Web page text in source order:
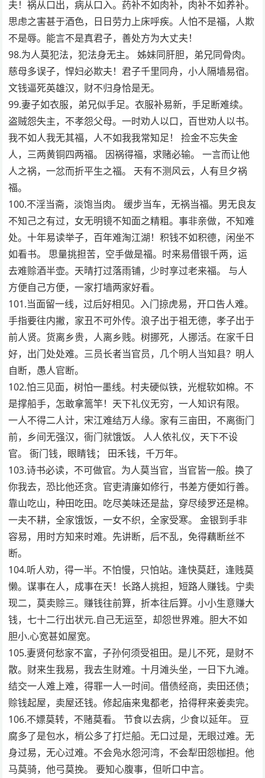
夫！祸从口出，病从口入。药补不如肉补，肉补不如养补。
思虑之害甚于酒色，日日劳力上床呼疾。人怕不是福，人欺
不是辱。能言不是真君子，善处方为大丈夫！
98.为人莫犯法，犯法身无主。 姊妹同肝胆，弟兄同骨肉。
慈母多误子，悍妇必欺夫！君子千里同舟，小人隔墙易宿。
文钱逼死英雄汉，财不归身恰是无。
99.妻子如衣服，弟兄似手足。衣服补易新，手足断难续。
盗贼怨失主，不孝怨父母。一时劝人以口，百世劝人以书。
我不如人我无其福，人不如我我常知足！ 捡金不忘失金
人，三两黄铜四两福。 因祸得福，求赌必输。 一言而让他
人之祸，一忿而折平生之福。 天有不测风云，人有旦夕祸
福。
100.不淫当斋，淡饱当肉。 缓步当车，无祸当福。男无良友
不知己之有过，女无明镜不知面之精粗。事非亲做，不知难
处。十年易读举子，百年难淘江湖！积钱不如积德，闲坐不
如看书。 思量挑担苦，空手做是福。时来易借银千两，运
去难赊酒半壶。天晴打过落雨铺，少时享过老来福。 与人
方便自己方便，一家打墙两家好看。
101.当面留一线，过后好相见。入门掠虎易，开口告人难。
手指要往内撇，家丑不可外传。浪子出于祖无德，孝子出于
前人贤。货离乡贵，人离乡贱。树挪死，人挪活。在家千日
好，出门处处难。三员长者当官员，几个明人当知县？明人
自断，愚人官断。
102.怕三见面，树怕一墨线。村夫硬似铁，光棍软如棉。不
是撑船手，怎敢拿篙竿！天下礼仪无穷，一人知识有限。
一人不得二人计，宋江难结万人缘。家有三亩田，不离衙门
前，乡间无强汉，衙门就饿饭。 人人依礼仪，天下不设
官。 衙门钱，眼睛钱； 田禾钱，千万年。
103.诗书必读，不可做官。为人莫当官，当官皆一般。换了
你我去，恐比他还贪。官吏清廉如修行，书差方便如行善。
靠山吃山，种田吃田。吃尽美味还是盐，穿尽绫罗还是棉。
一夫不耕，全家饿饭，一女不织，全家受寒。 金银到手非
容易，用时方知来时难。先讲断，后不乱，免得藕断丝不
断。
104.听人劝，得一半。不怕慢，只怕站。逢快莫赶，逢贱莫
懒。谋事在人，成事在天！长路人挑担，短路人赚钱。宁卖
现二，莫卖赊三。赚钱往前算，折本往后算。小小生意赚大
钱，七十二行出状元.自己无运至，却怨世界难。胆大不如
胆小.心宽甚如屋宽。
105.妻贤何愁家不富，子孙何须受祖田。是儿不死，是财不
散。财来生我易，我去生财难。十月滩头坐，一日下九滩。
结交一人难上难，得罪一人一时间。借债经商，卖田还债；
赊钱起屋，卖屋还钱。修起庙来鬼都老，拾得秤来姜卖完。
106.不嫖莫转，不赌莫看。 节食以去病，少食以延年。 豆
腐多了是包水，梢公多了打烂船。无口过是，无眼过难。无
身过易，无心过难。不会凫水怨河湾，不会犁田怨枷担。他
马莫骑，他弓莫挽。 要知心腹事，但听口中言。